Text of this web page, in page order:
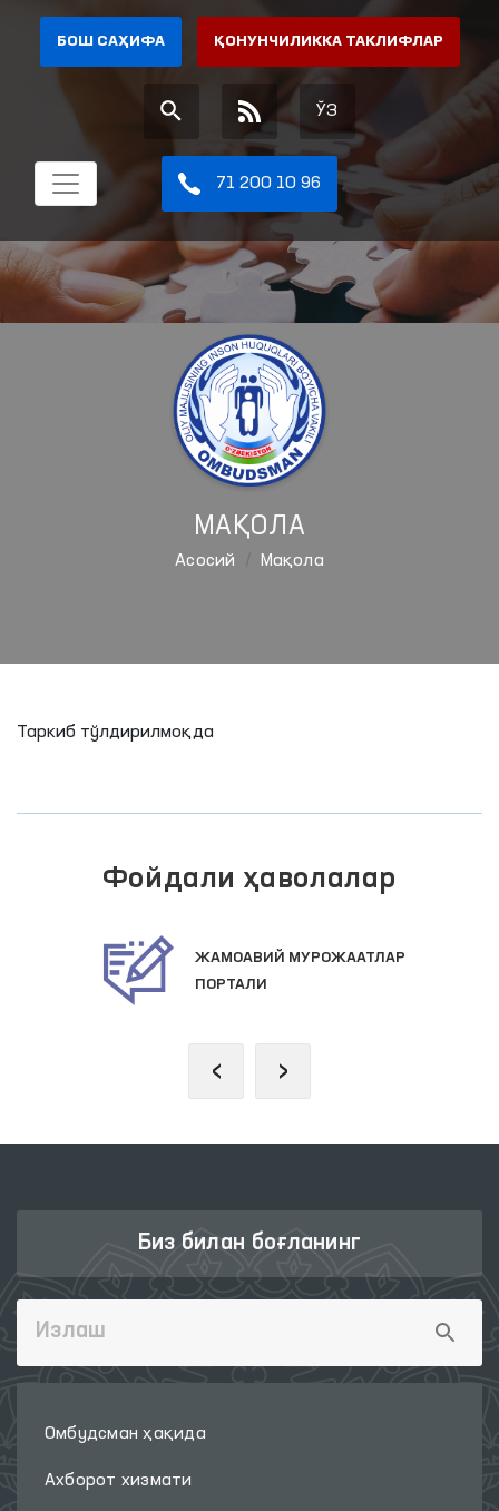
БОШ САҲИФА ҚОНУНЧИЛИККА ТАКЛИФЛАР
ЎЗ
71 200 10 96
МАҚОЛА
Aсосий Мақола
Таркиб тўлдирилмоқда
Фойдали ҳаволалар
ЖАМОАВИЙ МУРОЖААТЛАР
ПОРТАЛИ
‹ ›
Биз билан боғланинг
Омбудсман ҳақида
Ахборот хизмати